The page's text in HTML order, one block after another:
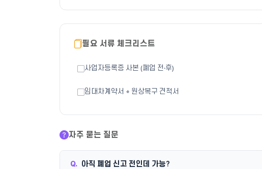
필요 서류 체크리스트
사업자등록증 사본 (폐업 전·후)
임대차계약서 + 원상복구 견적서
자주 묻는 질문
Q. 아직 폐업 신고 전인데 가능?